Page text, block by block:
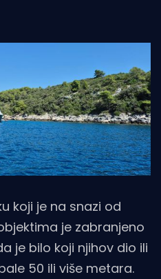
koji je na snazi od
je zabranjeno
je bilo koji njihov dio ili
50 ili više metara.